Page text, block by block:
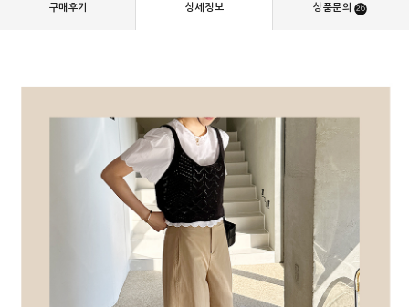
구매후기 상세정보 상품문의 26